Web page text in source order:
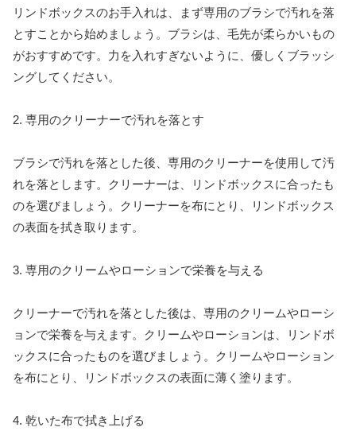
リンドボックスのお手入れは、まず専用のブラシで汚れを落
とすことから始めましょう。ブラシは、毛先が柔らかいもの
がおすすめです。力を入れすぎないように、優しくブラッシ
ングしてください。
2. 専用のクリーナーで汚れを落とす
ブラシで汚れを落とした後、専用のクリーナーを使用して汚
れを落とします。クリーナーは、リンドボックスに合ったも
のを選びましょう。クリーナーを布にとり、リンドボックス
の表面を拭き取ります。
3. 専用のクリームやローションで栄養を与える
クリーナーで汚れを落とした後は、専用のクリームやローシ
ョンで栄養を与えます。クリームやローションは、リンドボ
ックスに合ったものを選びましょう。クリームやローション
を布にとり、リンドボックスの表面に薄く塗ります。
4. 乾いた布で拭き上げる